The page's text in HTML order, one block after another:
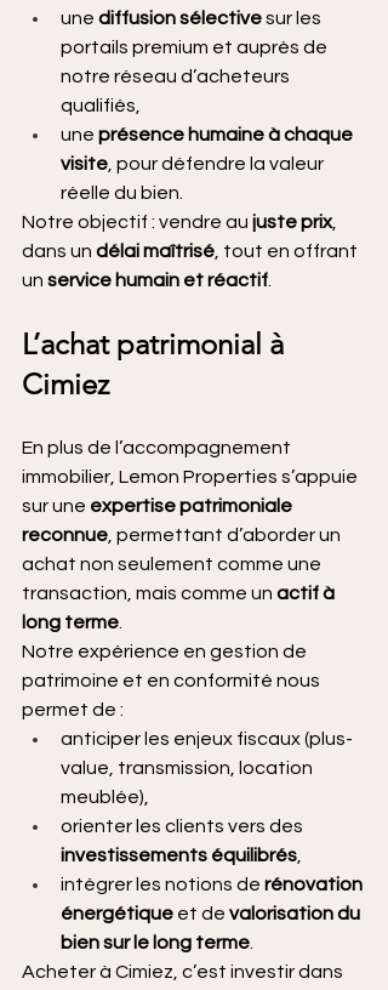
une diffusion sélective sur les
portails premium et auprès de
notre réseau d’acheteurs
qualifiés,
une présence humaine à chaque
visite , pour défendre la valeur
réelle du bien.
Notre objectif : vendre au juste prix,
dans un délai maîtrisé , tout en offrant
un service humain et réactif
L’achat patrimonial à
Cimiez
En plus de l’accompagnement
immobilier, Lemon Properties s’appuie
sur une expertise patrimoniale
reconnue , permettant d’aborder un
achat non seulement comme une
transaction, mais comme un actif à
long terme
Notre expérience en gestion de
patrimoine et en conformité nous
permet de :
anticiper les enjeux fiscaux (plus-
value, transmission, location
meublée),
orienter les clients vers des
investissements équilibrés
intégrer les notions de rénovation
énergétique et de valorisation du
bien sur le long terme
Acheter à Cimiez, c’est investir dans